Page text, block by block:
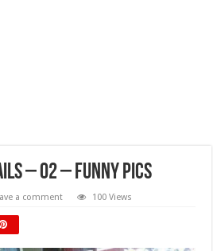
– 02 – Funny Pics
a comment 100 Views